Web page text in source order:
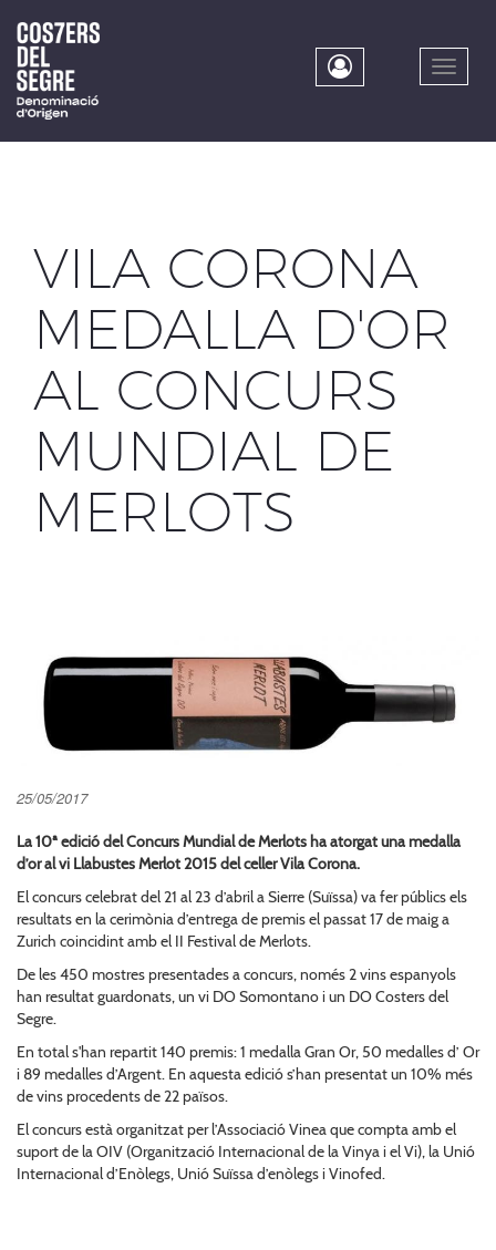
main
content
Toggle
VILA CORONA
MEDALLA D'OR
AL CONCURS
MUNDIAL DE
MERLOTS
25/05/2017
La 10ª edició del Concurs Mundial de Merlots ha atorgat una medalla
d’or al vi Llabustes Merlot 2015 del celler Vila Corona.
El concurs celebrat del 21 al 23 d’abril a Sierre (Suïssa) va fer públics els
resultats en la cerimònia d’entrega de premis el passat 17 de maig a
Zurich coincidint amb el II Festival de Merlots.
De les 450 mostres presentades a concurs, només 2 vins espanyols
han resultat guardonats, un vi DO Somontano i un DO Costers del
Segre.
En total s'han repartit 140 premis: 1 medalla Gran Or, 50 medalles d’ Or
i 89 medalles d’Argent. En aquesta edició s’han presentat un 10% més
de vins procedents de 22 països.
El concurs està organitzat per l’Associació Vinea que compta amb el
suport de la OIV (Organització Internacional de la Vinya i el Vi), la Unió
Internacional d’Enòlegs, Unió Suïssa d’enòlegs i Vinofed.